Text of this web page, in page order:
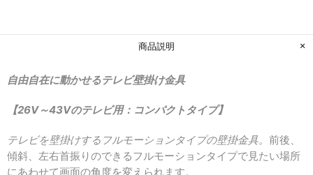
商品説明
自由自在に動かせるテレビ壁掛け金具
【26V～43Vのテレビ用：コンパクトタイプ】
テレビを壁掛けするフルモーションタイプの壁掛金具。 前後、
傾斜、左右首振りのできるフルモーションタイプで見たい場所
にあわせて画面の角度を変えられます。